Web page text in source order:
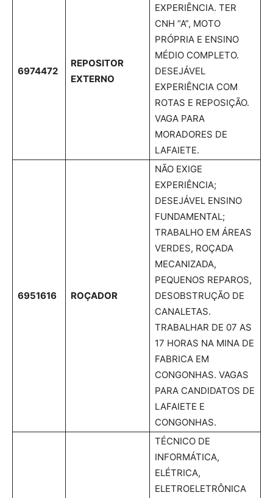
6974472
REPOSITOR
EXTERNO
EXPERIÊNCIA. TER
CNH “A”, MOTO
PRÓPRIA E ENSINO
MÉDIO COMPLETO.
DESEJÁVEL
EXPERIÊNCIA COM
ROTAS E REPOSIÇÃO.
VAGA PARA
MORADORES DE
LAFAIETE.
6951616 ROÇADOR
NÃO EXIGE
EXPERIÊNCIA;
DESEJÁVEL ENSINO
FUNDAMENTAL;
TRABALHO EM ÁREAS
VERDES, ROÇADA
MECANIZADA,
PEQUENOS REPAROS,
DESOBSTRUÇÃO DE
CANALETAS.
TRABALHAR DE 07 AS
17 HORAS NA MINA DE
FABRICA EM
CONGONHAS. VAGAS
PARA CANDIDATOS DE
LAFAIETE E
CONGONHAS.
TÉCNICO DE
INFORMÁTICA,
ELÉTRICA,
ELETROELETRÔNICA